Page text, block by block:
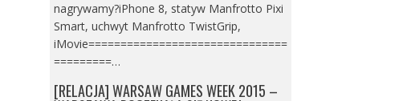
nagrywamy?iPhone 8, statyw Manfrotto Pixi
Smart, uchwyt Manfrotto TwistGrip,
iMovie===============================
=========…
[RELACJA] WARSAW GAMES WEEK 2015 –